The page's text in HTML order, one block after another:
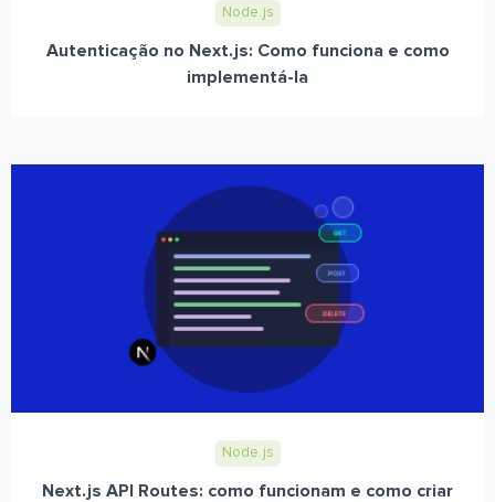
Node.js
Autenticação no Next.js: Como funciona e como
implementá-la
Node.js
Next.js API Routes: como funcionam e como criar